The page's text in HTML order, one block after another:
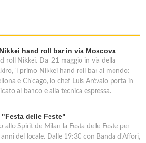
12, Milano
hand roll bar in via Moscova
roll Nikkei. Dal 21 maggio in via della
il primo Nikkei hand roll bar al mondo:
e Chicago, lo chef Luis Arévalo porta in
al banco e alla tecnica espressa.
delle Feste"
allo Spirit de Milan la Festa delle Feste per
del locale. Dalle 19:30 con Banda d'Affori,